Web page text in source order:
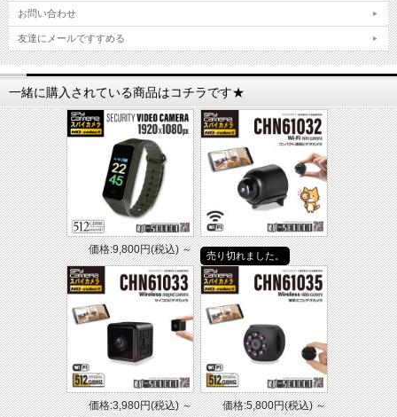
●アラーム機能搭載
測定値が基準値を超えると、アラーム音と画面表示で警告。電磁波が強い場所を素早
く把握できます。
複雑な設定は不要。ボタン操作だけで測定モード切替、平均値表示、最大値保持など
の操作が可能です。家庭、オフィス、作業場、配電設備周辺など、さまざまなシーン
で活躍出来ます。
---------------------------------------------------------------------
【製品機能】
・電磁波測定
・3軸センサー検知
・カラー液晶表示
・アラーム警告機能
・最大/平均値表示
・データホールド機能
・温度表示
【測定範囲】
V/m：0～9999
μT：0～74
mG：0～740
【測定周波数帯域】
5～3500MHz
【電源】
単4形乾電池×3本
【サイズ】
お問い合わせ
友達にメールですすめる
一緒に購入されている商品はコチラです★
価格:9,800円(税込)～ 売り切れました。
価格:3,980円(税込)～ 価格:5,800円(税込)～